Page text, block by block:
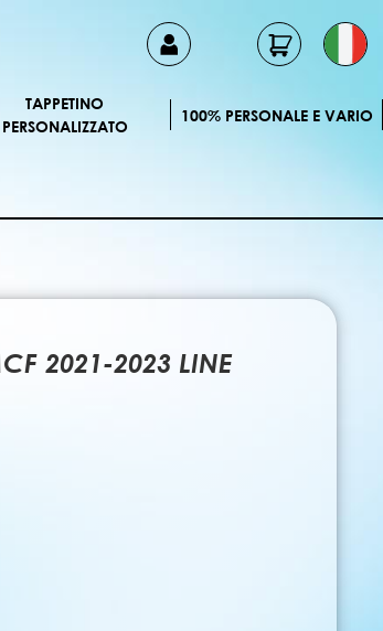
TAPPETINO
PERSONALIZZATO
100% PERSONALE E VARIO
2021-2023 LINE